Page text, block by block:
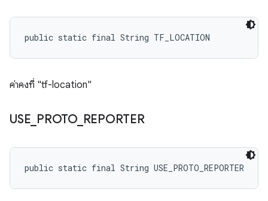
public static final String TF_LOCATION
ค่าคงที่ "tf-location"
USE PROTO_ REPORTER
public static final String USE_PROTO_REPORTER